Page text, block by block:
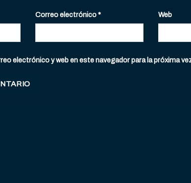
Correo electrónico* Web
electrónico y web en este navegador para la próxima